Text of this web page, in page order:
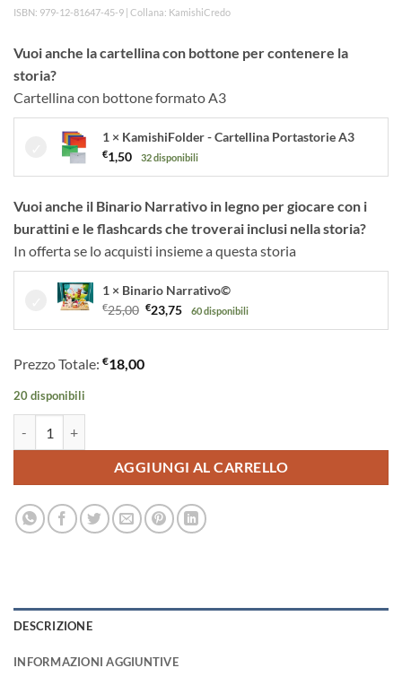
ISBN: 979-12-81647-45-9 | Collana: KamishiCredo
Vuoi anche la cartellina con bottone per contenere la
storia?
Cartellina con bottone formato A3
1 × KamishiFolder - Cartellina Portastorie A3
€1,50 32 disponibili
Vuoi anche il Binario Narrativo in legno per giocare con i
burattini e le flashcards che troverai inclusi nella storia?
In offerta se lo acquisti insieme a questa storia
1 × Binario Narrativo©
€25,00 Il
prezzo
€23,75Il
prezzo
60 disponibili
Prezzo Totale: €18,00
20 disponibili
AGGIUNGI AL CARRELLO
DESCRIZIONE
INFORMAZIONI AGGIUNTIVE